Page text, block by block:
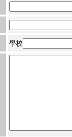
學校